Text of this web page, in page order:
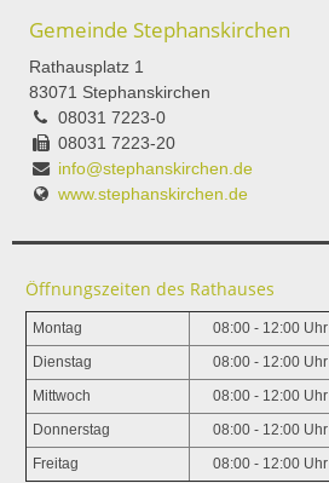
Gemeinde Stephanskirchen
Rathausplatz 1
83071 Stephanskirchen
08031 7223-0
08031 7223-20
info@stephanskirchen.de
www.stephanskirchen.de
Öffnungszeiten des Rathauses
Montag 08:00 - 12:00 Uhr
Dienstag 08:00 - 12:00 Uhr
Mittwoch 08:00 - 12:00 Uhr
Donnerstag 08:00 - 12:00 Uhr
Freitag 08:00 - 12:00 Uhr